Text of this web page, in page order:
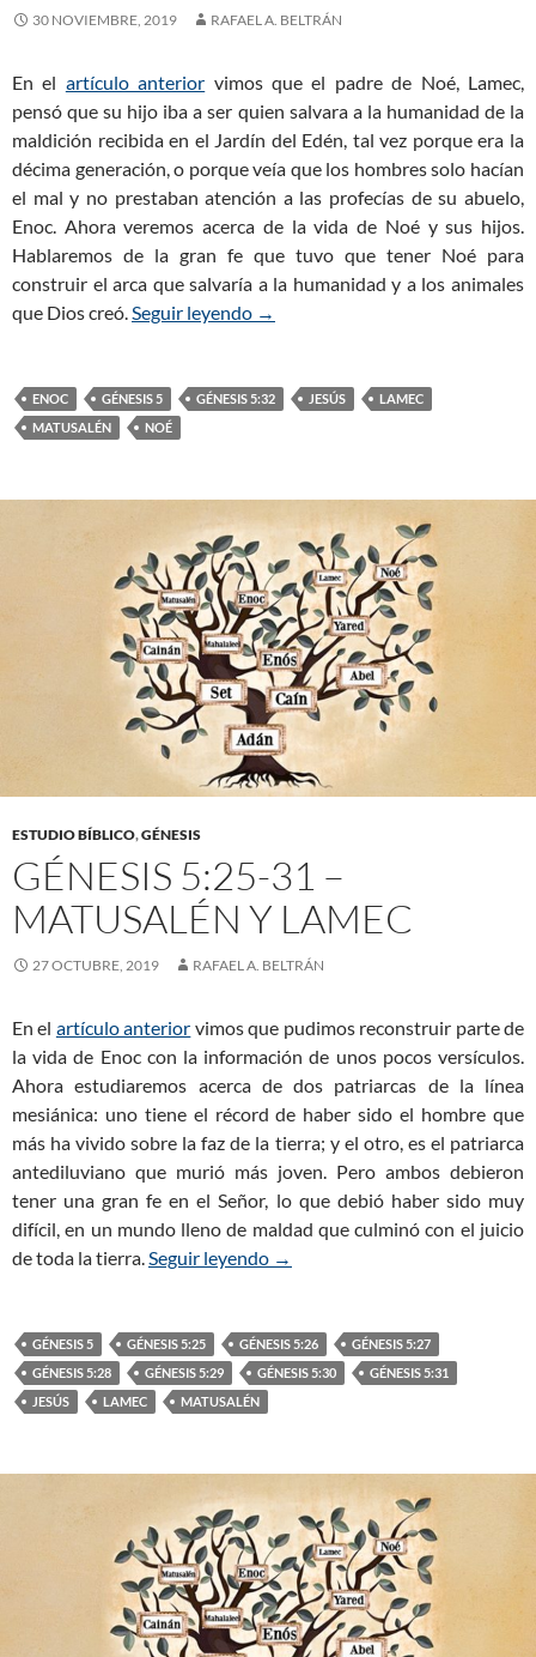
30 NOVIEMBRE, 2019 RAFAEL A. BELTRÁN
En el artículo anterior vimos que el padre de Noé, Lamec,
pensó que su hijo iba a ser quien salvara a la humanidad de la
maldición recibida en el Jardín del Edén, tal vez porque era la
décima generación, o porque veía que los hombres solo hacían
el mal y no prestaban atención a las profecías de su abuelo,
Enoc. Ahora veremos acerca de la vida de Noé y sus hijos.
Hablaremos de la gran fe que tuvo que tener Noé para
construir el arca que salvaría a la humanidad y a los animales
que Dios creó.Seguir leyendo Génesis 5:32 – Noé ¿Un
→
ENOC GÉNESIS 5 GÉNESIS 5:32 JESÚS
LAMEC
MATUSALÉN
NOÉ
ESTUDIO BÍBLICO,GÉNESIS
GÉNESIS 5:25-31 –
MATUSALÉN Y LAMEC
27 OCTUBRE, 2019 RAFAEL A. BELTRÁN
En el artículo anterior vimos que pudimos reconstruir parte de
la vida de Enoc con la información de unos pocos versículos.
Ahora estudiaremos acerca de dos patriarcas de la línea
mesiánica: uno tiene el récord de haber sido el hombre que
más ha vivido sobre la faz de la tierra; y el otro, es el patriarca
antediluviano que murió más joven. Pero ambos debieron
tener una gran fe en el Señor, lo que debió haber sido muy
difícil, en un mundo lleno de maldad que culminó con el juicio
de toda la tierra.Seguir leyendo Génesis 5:25-31 – Matusalén y
→
GÉNESIS 5 GÉNESIS 5:25 GÉNESIS 5:26
GÉNESIS 5:27
GÉNESIS 5:28
GÉNESIS 5:29 GÉNESIS 5:30
GÉNESIS 5:31
JESÚS
LAMEC MATUSALÉN